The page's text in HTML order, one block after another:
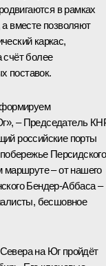
в рамках
вместе позволяют
каркас,
счёт более
поставок.
формируем
– Председатель
российские порты
Персидского
маршруте – от нашего
Бендер-Аббаса –
бесшовное
на Юг пройдёт